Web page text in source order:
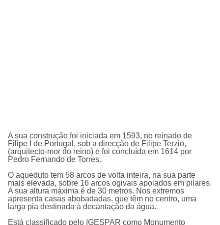
A sua construção foi iniciada em 1593, no reinado de
Filipe I de Portugal, sob a direcção de Filipe Terzio,
(arquitecto-mor do reino) e foi concluí­da em 1614 por
Pedro Fernando de Torres.
O aqueduto tem 58 arcos de volta inteira, na sua parte
mais elevada, sobre 16 arcos ogivais apoiados em pilares.
A sua altura máxima é de 30 metros. Nos extremos
apresenta casas abobadadas, que têm no centro, uma
larga pia destinada à decantação da água.
Está classificado pelo IGESPAR como Monumento